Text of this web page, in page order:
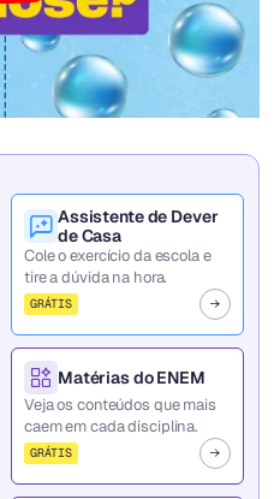
Assistente de Dever
de Casa
Cole o exercício da escola e
tire a dúvida na hora.
GRÁTIS
Matérias do ENEM
Veja os conteúdos que mais
caem em cada disciplina.
GRÁTIS